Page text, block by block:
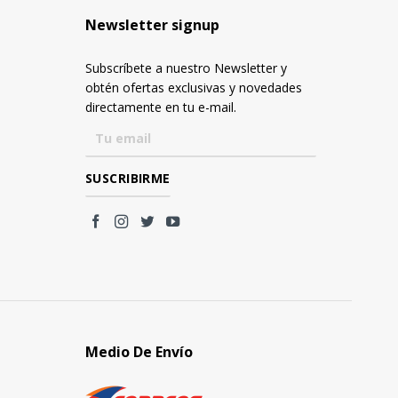
Newsletter signup
Subscríbete a nuestro Newsletter y
obtén ofertas exclusivas y novedades
directamente en tu e-mail.
Medio De Envío